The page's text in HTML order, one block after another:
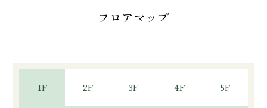
フロアマップ
1F 2F 3F 4F 5F